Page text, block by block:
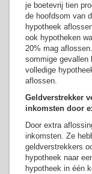
je boetevrij tien
de hoofdsom van
hypotheek
ook hypotheken
20% mag
sommige gevallen
volledige
aflossen.
Geldverstrekker
inkomsten door
Door extra
inkomsten. Ze
geldverstrekkers
hypotheek naar
hypotheek in één